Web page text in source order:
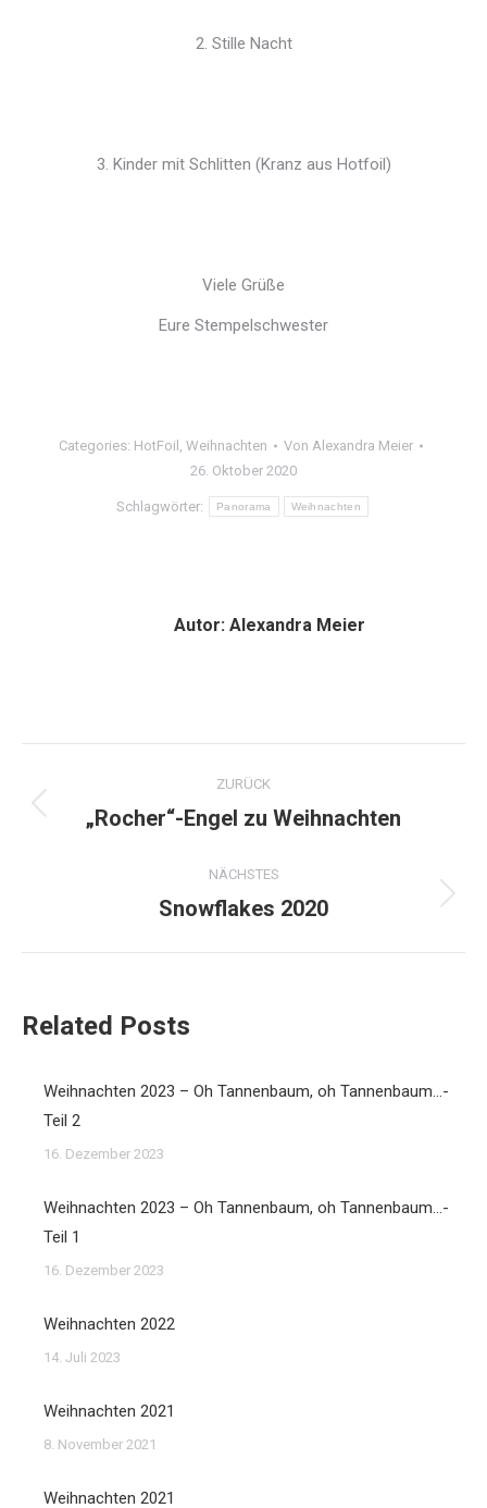
2. Stille Nacht
3. Kinder mit Schlitten (Kranz aus Hotfoil)
Viele Grüße
Eure Stempelschwester
Categories: HotFoil , Weihnachten Von Alexandra Meier
26. Oktober 2020
Schlagwörter: Panorama Weihnachten
Autor: Alexandra Meier
Kommentarnavigation
ZURÜCK
Vorheriger
„Rocher“-Engel zu Weihnachten
NÄCHSTES
Nächster
Snowflakes 2020
Related Posts
Weihnachten 2023 – Oh Tannenbaum, oh Tannenbaum…-
Teil 2
16. Dezember 2023
Weihnachten 2023 – Oh Tannenbaum, oh Tannenbaum…-
Teil 1
16. Dezember 2023
Weihnachten 2022
14. Juli 2023
Weihnachten 2021
8. November 2021
Weihnachten 2021